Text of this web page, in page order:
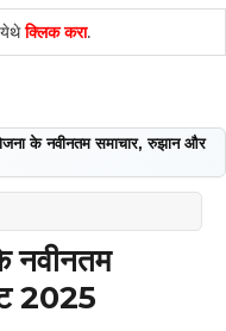
येथेक्लिक करा.
के नवीनतम समाचार, रुझान और
नवीनतम
2025